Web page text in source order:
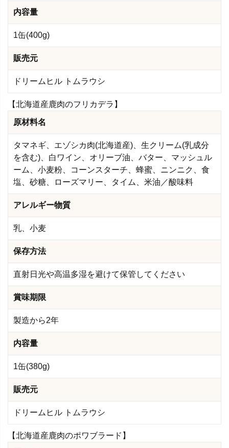
内容量
1缶(400g)
販売元
ドリームヒル トムラウシ
【北海道産鹿肉のフリカデラ】
原材料名
タマネギ、エゾシカ肉(北海道産)、生クリーム(乳成分
を含む)、白ワイン、オリーブ油、バター、マッシュル
ーム、小麦粉、コーンスターチ、蜂蜜、ニンニク、食
塩、砂糖、ローズマリー、タイム、米油／酸味料
アレルギー物質
乳、小麦
保存方法
直射日光や高温多湿を避けて保管してください
賞味期限
製造から2年
内容量
1缶(380g)
販売元
ドリームヒル トムラウシ
【北海道産鹿肉のポワブラード】